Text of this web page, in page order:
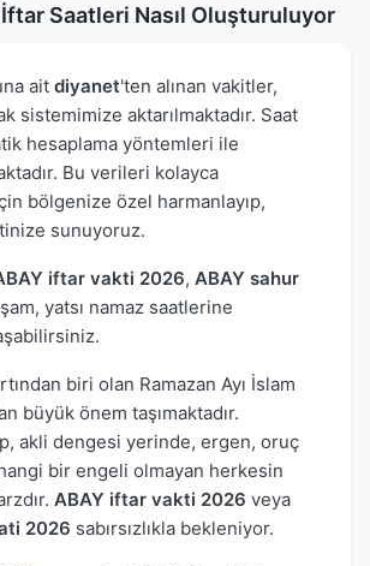
Saatleri Nasıl Oluşturuluyor
ait diyanet'ten alınan vakitler,
sistemimize aktarılmaktadır. Saat
hesaplama yöntemleri ile
Bu verileri kolayca
bölgenize özel harmanlayıp,
sunuyoruz.
iftar vakti 2026, ABAY sahur
yatsı namaz saatlerine
biri olan Ramazan Ayı İslam
büyük önem taşımaktadır.
akli dengesi yerinde, ergen, oruç
bir engeli olmayan herkesin
ABAY iftar vakti 2026 veya
2026 sabırsızlıkla bekleniyor.